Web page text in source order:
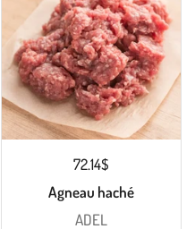
72.14$
Agneau haché
ADEL